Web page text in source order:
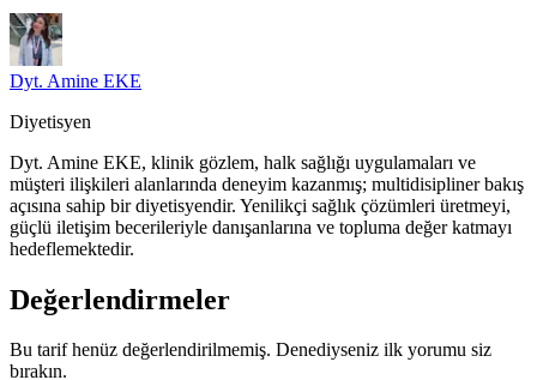
Dyt. Amine EKE
Diyetisyen
Dyt. Amine EKE, klinik gözlem, halk sağlığı uygulamaları ve
müşteri ilişkileri alanlarında deneyim kazanmış; multidisipliner bakış
açısına sahip bir diyetisyendir. Yenilikçi sağlık çözümleri üretmeyi,
güçlü iletişim becerileriyle danışanlarına ve topluma değer katmayı
hedeflemektedir.
Değerlendirmeler
Bu tarif henüz değerlendirilmemiş. Denediyseniz ilk yorumu siz
bırakın.